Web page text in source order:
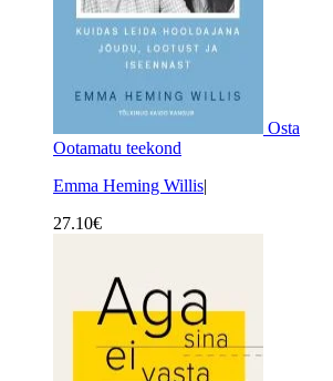
Osta
Ootamatu teekond
Emma Heming Willis
27.10€